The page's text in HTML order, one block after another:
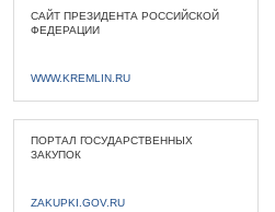
САЙТ ПРЕЗИДЕНТА РОССИЙСКОЙ
ФЕДЕРАЦИИ
WWW.KREMLIN.RU
ПОРТАЛ ГОСУДАРСТВЕННЫХ
ЗАКУПОК
ZAKUPKI.GOV.RU